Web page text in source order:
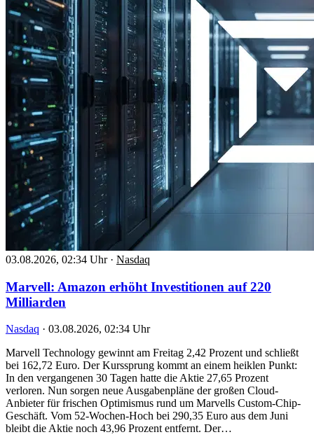
03.08.2026, 02:34 Uhr · Nasdaq
Marvell: Amazon erhöht Investitionen auf 220
Milliarden
Nasdaq · 03.08.2026, 02:34 Uhr
Marvell Technology gewinnt am Freitag 2,42 Prozent und schließt
bei 162,72 Euro. Der Kurssprung kommt an einem heiklen Punkt:
In den vergangenen 30 Tagen hatte die Aktie 27,65 Prozent
verloren. Nun sorgen neue Ausgabenpläne der großen Cloud-
Anbieter für frischen Optimismus rund um Marvells Custom-Chip-
Geschäft. Vom 52-Wochen-Hoch bei 290,35 Euro aus dem Juni
bleibt die Aktie noch 43,96 Prozent entfernt. Der…